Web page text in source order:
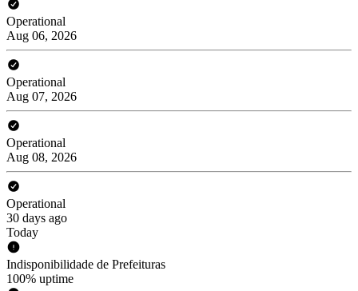
Operational
Aug 06, 2026
Operational
Aug 07, 2026
Operational
Aug 08, 2026
Operational
30 days ago
Today
Indisponibilidade de Prefeituras
100% uptime